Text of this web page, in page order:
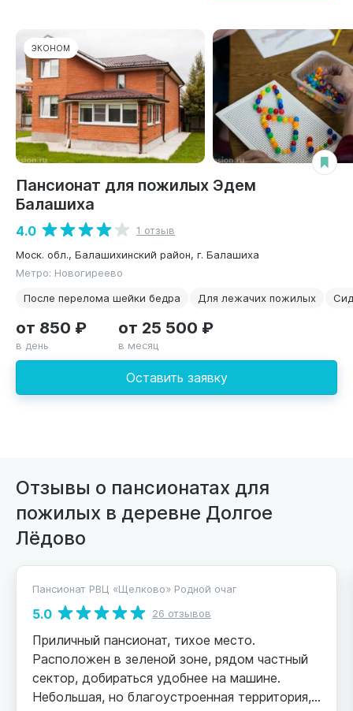
ЭКОНОМ
Пансионат для пожилых Эдем
Балашиха
4.0
1 отзыв
Моск. обл., Балашихинский район, г. Балашиха
Метро: Новогиреево
После перелома шейки бедра
Для лежачих пожилых
Оставить заявку
от 850 ₽
в день
от 25 500 ₽
в месяц
Отзывы о пансионатах для
пожилых в деревне Долгое
Лёдово
Пансионат РВЦ «Щелково» Родной очаг
5.0 26 отзывов
Приличный пансионат, тихое место.
Расположен в зеленой зоне, рядом частный
сектор, добираться удобнее на машине.
Небольшая, но благоустроенная территория,